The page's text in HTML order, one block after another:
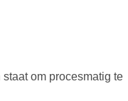
om procesmatig te